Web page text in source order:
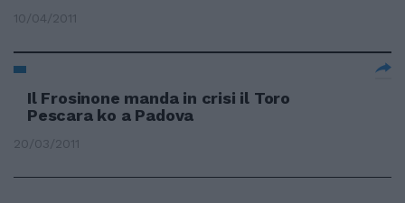
10/04/2011
Il Frosinone manda in crisi il Toro
Pescara ko a Padova
20/03/2011